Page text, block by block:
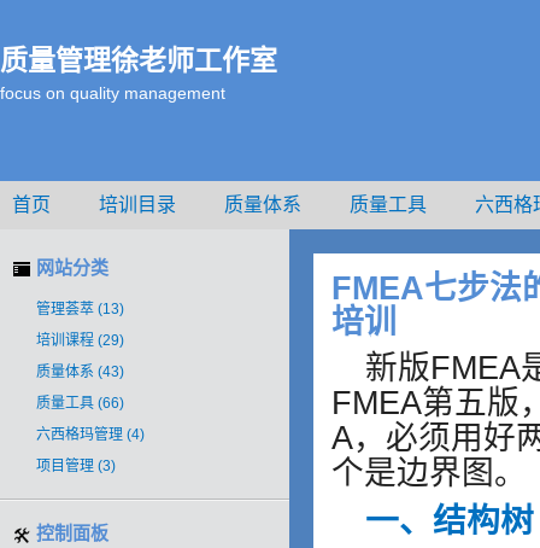
质量管理徐老师工作室
focus on quality management
首页 培训目录 质量体系 质量工具 六西格
<#CACHE_INCLUDE_FUNCTION100#>徐老师介绍
FMEA七步法
培训
新版FMEA
FMEA第五版
A，必须用好
个是边界图。
一、结构树
网站分类
管理荟萃 (13)
培训课程 (29)
质量体系 (43)
质量工具 (66)
六西格玛管理 (4)
项目管理 (3)
控制面板